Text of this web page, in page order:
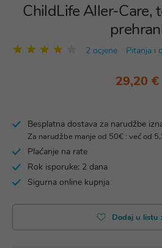
ChildLife Aller-Care,
2 ocjene Pitanja i
29,20 €
Besplatna dostava za narudžbe
Za narudžbe manje od 50€ : već od
Plaćanje na rate
Rok isporuke: 2 dana
Sigurna online kupnja
Dodaj u listu